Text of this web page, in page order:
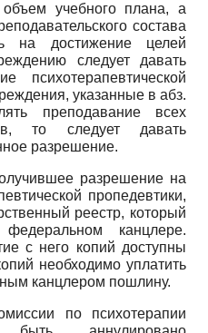
учебного плана, а
состава
на достижение целей
следует давать
психотерапевтической
указанные в абз.
преподавание всех
то следует давать
разрешение.
разрешение на
пропедевтики,
реестр, который
канцлере.
с него копий доступны
необходимо уплатить
канцлером пошлину.
по психотерапии